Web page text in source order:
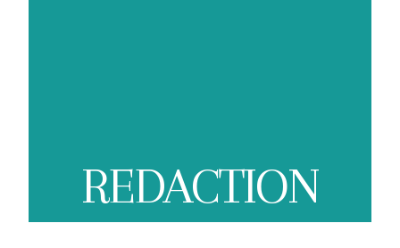
REDACTION